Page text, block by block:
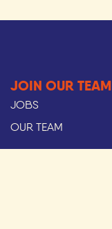
JOIN OUR TEAM
JOBS
OUR TEAM